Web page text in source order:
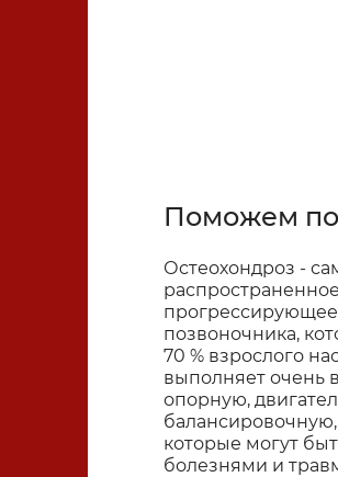
Поможем
Остеохондроз -
позвоночника,
70 % взрослого
выполняет очень
опорную,
которые могут
болезнями и